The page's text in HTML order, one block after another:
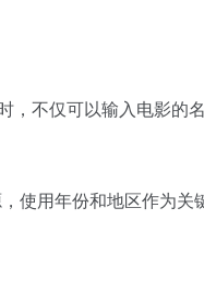
，不仅可以输入电影的
使用年份和地区作为关